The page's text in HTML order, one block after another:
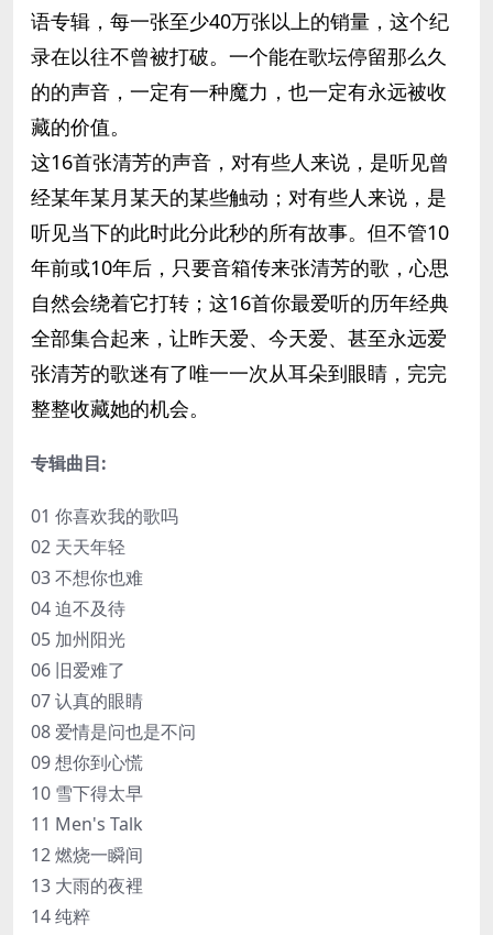
语专辑，每一张至少40万张以上的销量，这个纪
录在以往不曾被打破。一个能在歌坛停留那么久
的的声音，一定有一种魔力，也一定有永远被收
藏的价值。
这16首张清芳的声音，对有些人来说，是听见曾
经某年某月某天的某些触动；对有些人来说，是
听见当下的此时此分此秒的所有故事。但不管10
年前或10年后，只要音箱传来张清芳的歌，心思
自然会绕着它打转；这16首你最爱听的历年经典
全部集合起来，让昨天爱、今天爱、甚至永远爱
张清芳的歌迷有了唯一一次从耳朵到眼睛，完完
整整收藏她的机会。
专辑曲目:
01 你喜欢我的歌吗
02 天天年轻
03 不想你也难
04 迫不及待
05 加州阳光
06 旧爱难了
07 认真的眼睛
08 爱情是问也是不问
09 想你到心慌
10 雪下得太早
11 Men's Talk
12 燃烧一瞬间
13 大雨的夜裡
14 纯粹